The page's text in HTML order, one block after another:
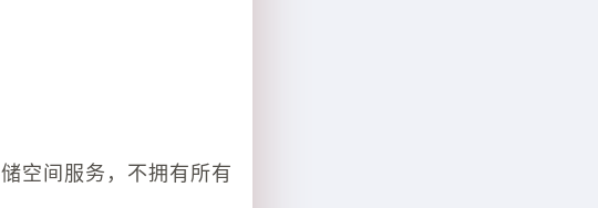
空间服务，不拥有所有